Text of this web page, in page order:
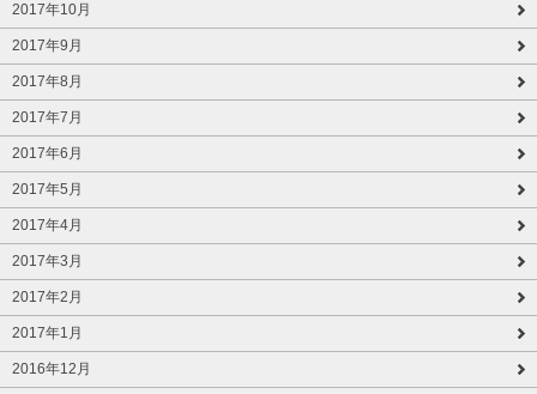
2017年10月
2017年9月
2017年8月
2017年7月
2017年6月
2017年5月
2017年4月
2017年3月
2017年2月
2017年1月
2016年12月